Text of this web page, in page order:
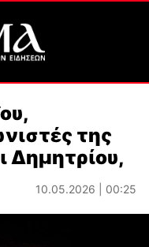
της
Δημητρίου,
10.05.2026 | 00:25